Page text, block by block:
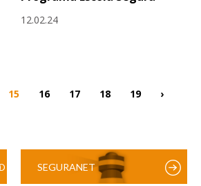
12.02.24
15 16 17 18 19 ›
SEGURANET